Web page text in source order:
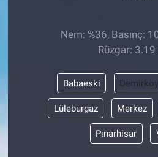
Nem: %36, Basınç:
Rüzgar:
Babaeski Demirköy
Lüleburgaz Merkez
Pınarhisar